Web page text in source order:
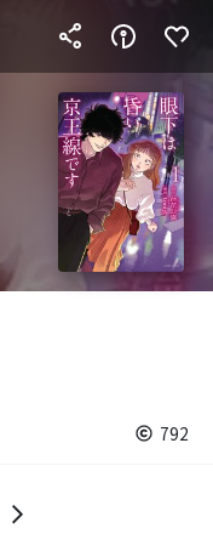
792